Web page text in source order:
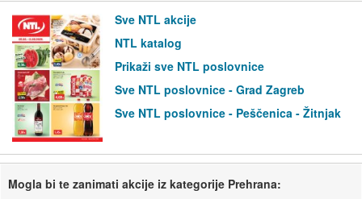
Sve NTL akcije
NTL katalog
Prikaži sve NTL poslovnice
Sve NTL poslovnice - Grad Zagreb
Sve NTL poslovnice - Peščenica - Žitnjak
Mogla bi te zanimati akcije iz kategorije Prehrana: